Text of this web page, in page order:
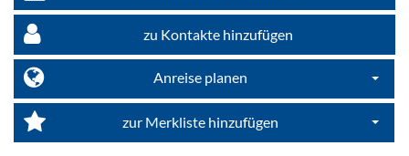
zu Kontakte hinzufügen
Anreise planen
zur Merkliste hinzufügen